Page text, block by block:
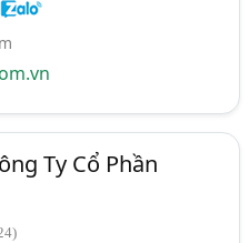
Ty Cổ Phần